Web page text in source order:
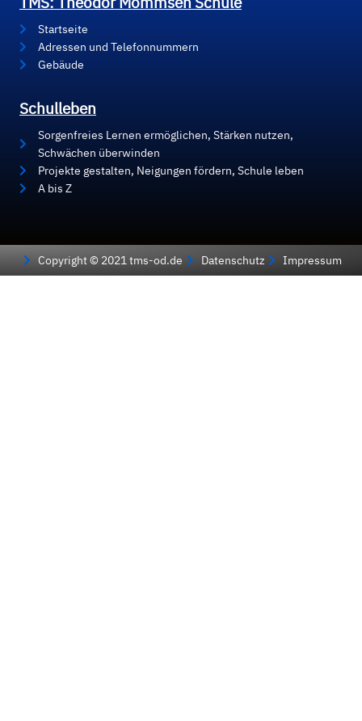
Startseite
Adressen und Telefonnummern
Gebäude
Schulleben
Sorgenfreies Lernen ermöglichen, Stärken nutzen,
Schwächen überwinden
Projekte gestalten, Neigungen fördern, Schule leben
A bis Z
Copyright © 2021 tms-od.de Datenschutz Impressum